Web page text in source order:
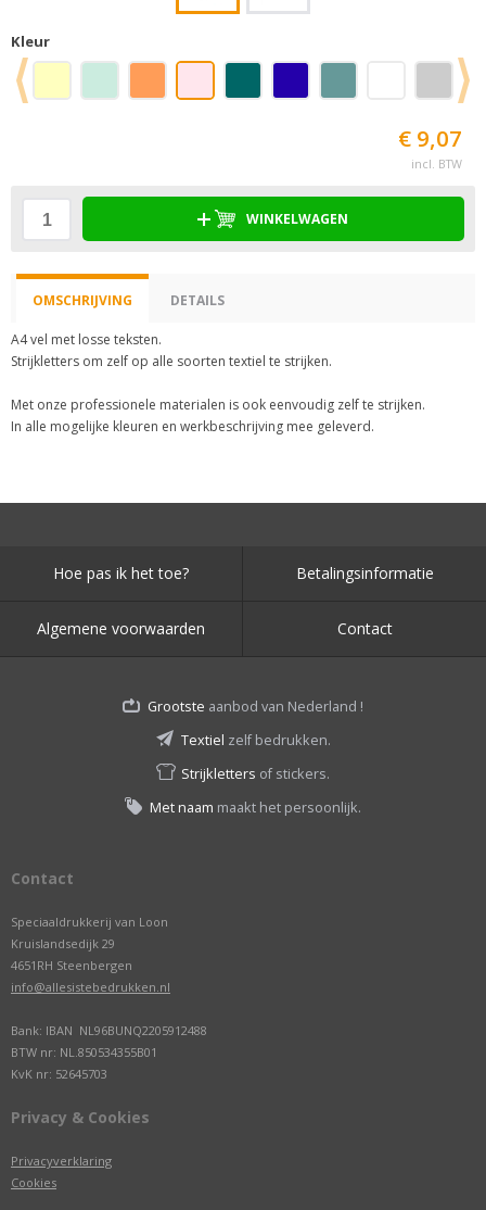
Kleur
€ 9,07
incl. BTW
WINKELWAGEN
OMSCHRIJVING DETAILS
A4 vel met losse teksten.
Strijkletters om zelf op alle soorten textiel te strijken.
Met onze professionele materialen is ook eenvoudig zelf te strijken.
In alle mogelijke kleuren en werkbeschrijving mee geleverd.
Hoe pas ik het toe? Betalingsinformatie
Algemene voorwaarden Contact
Grootste aanbod van Nederland !
Textiel zelf bedrukken.
Strijkletters of stickers.
Met naam maakt het persoonlijk.
Contact
Speciaaldrukkerij van Loon
Kruislandsedijk 29
4651RH Steenbergen
info@allesistebedrukken.nl
Bank: IBAN NL96BUNQ2205912488
BTW nr: NL.850534355B01
KvK nr: 52645703
Privacy & Cookies
Privacyverklaring
Cookies